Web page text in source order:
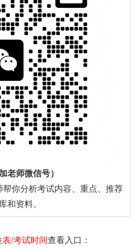
老师微信号）
你分析考试内容、重点、推荐
和资料。
/考试时间查看入口：